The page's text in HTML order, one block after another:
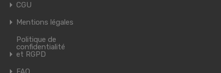
CGU
Mentions légales
Politique de
confidentialité
et RGPD